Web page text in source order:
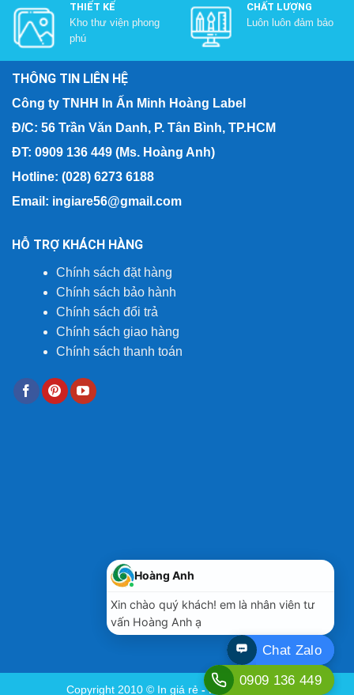
THIẾT KẾ
Kho thư viện phong
phú
CHẤT LƯỢNG
Luôn luôn đảm bảo
THÔNG TIN LIÊN HỆ
Công ty TNHH In Ấn Minh Hoàng Label
Đ/C: 56 Trần Văn Danh, P. Tân Bình, TP.HCM
ĐT: 0909 136 449 (Ms. Hoàng Anh)
Hotline: (028) 6273 6188
Email: ingiare56@gmail.com
HỖ TRỢ KHÁCH HÀNG
Chính sách đặt hàng
Chính sách bảo hành
Chính sách đổi trả
Chính sách giao hàng
Chính sách thanh toán
Copyright 2010 © In giá rẻ - In Minh Hoàng